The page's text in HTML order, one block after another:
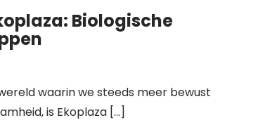
Biologische
waarin we steeds meer bewust
is Ekoplaza […]